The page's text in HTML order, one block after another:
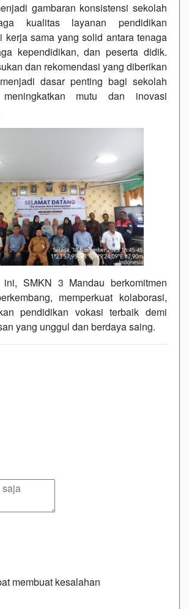
gambaran konsistensi sekolah
kualitas layanan pendidikan
kerja sama yang solid antara tenaga
kependidikan, dan peserta didik.
dan rekomendasi yang diberikan
dasar penting bagi sekolah
mutu dan inovasi
SMKN 3 Mandau berkomitmen
memperkuat kolaborasi,
pendidikan vokasi terbaik demi
yang unggul dan berdaya saing.
membuat kesalahan